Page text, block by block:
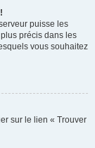
puisse les
précis dans les
vous souhaitez
sur le lien « Trouver